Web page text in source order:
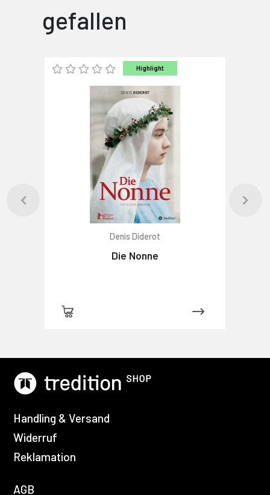
gefallen
Highlight
Denis Diderot
Die Nonne
Handling & Versand
Widerruf
Reklamation
AGB